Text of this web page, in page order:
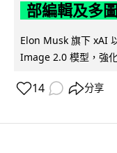
部編輯及多
Elon Musk 旗下 xAI
Image 2.0 模型，強
14 分享